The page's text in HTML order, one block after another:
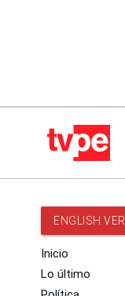
ENGLISH
Inicio
Lo último